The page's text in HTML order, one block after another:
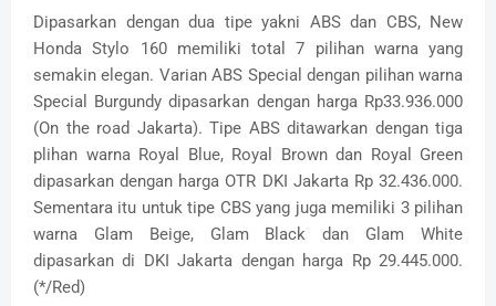
Dipasarkan dengan dua tipe yakni ABS dan CBS, New
Honda Stylo 160 memiliki total 7 pilihan warna yang
semakin elegan. Varian ABS Special dengan pilihan warna
Special Burgundy dipasarkan dengan harga Rp33.936.000
(On the road Jakarta). Tipe ABS ditawarkan dengan tiga
plihan warna Royal Blue, Royal Brown dan Royal Green
dipasarkan dengan harga OTR DKI Jakarta Rp 32.436.000.
Sementara itu untuk tipe CBS yang juga memiliki 3 pilihan
warna Glam Beige, Glam Black dan Glam White
dipasarkan di DKI Jakarta dengan harga Rp 29.445.000.
(*/Red)